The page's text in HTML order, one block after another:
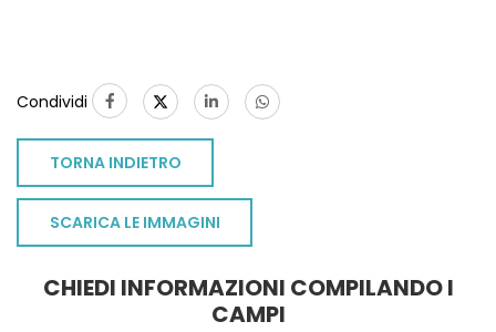
Condividi
TORNA INDIETRO
SCARICA LE IMMAGINI
CHIEDI INFORMAZIONI COMPILANDO I
CAMPI